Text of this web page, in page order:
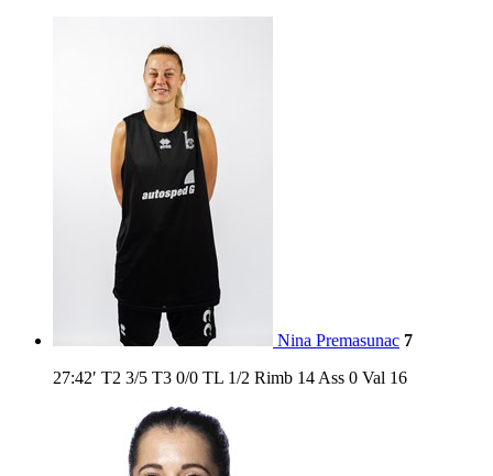
Nina Premasunac 7
27:42′ T2 3/5 T3 0/0 TL 1/2 Rimb 14 Ass 0 Val 16